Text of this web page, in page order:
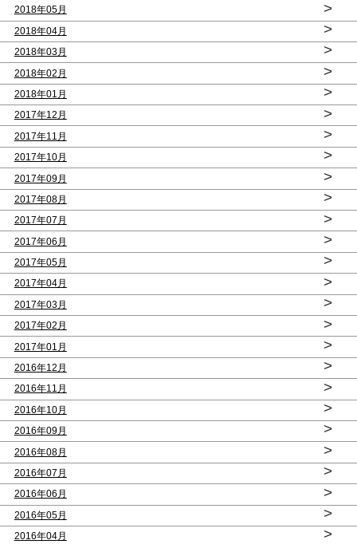
2018年05月 >
2018年04月 >
2018年03月 >
2018年02月 >
2018年01月 >
2017年12月 >
2017年11月 >
2017年10月 >
2017年09月 >
2017年08月 >
2017年07月 >
2017年06月 >
2017年05月 >
2017年04月 >
2017年03月 >
2017年02月 >
2017年01月 >
2016年12月 >
2016年11月 >
2016年10月 >
2016年09月 >
2016年08月 >
2016年07月 >
2016年06月 >
2016年05月 >
2016年04月 >